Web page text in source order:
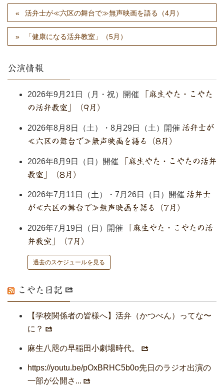
活弁士が≪六区の舞台で≫無声映画を語る（4月）
「健康になる活弁教室」（5月）
公演情報
2026年9月21日（月・祝）開催
「麻生やた・こやた
の活弁教室」（9月）
2026年8月8日（土）・8月29日（土）開催 活弁士が
≪六区の舞台で≫無声映画を語る（8月）
2026年8月9日（日）開催
「麻生やた・こやたの活弁
教室」（8月）
2026年7月11日（土）・7月26日（日）開催 活弁士
が≪六区の舞台で≫無声映画を語る（7月）
2026年7月19日（日）開催
「麻生やた・こやたの活
弁教室」（7月）
過去のスケジュールを見る
こやた日記
【学校関係者の皆様へ】活弁（かつべん）ってな〜
に？
麻生八咫の早稲田小劇場時代。
https://youtu.be/pOxBRHC5b0o先日のラジオ出演の
一部が公開さ...